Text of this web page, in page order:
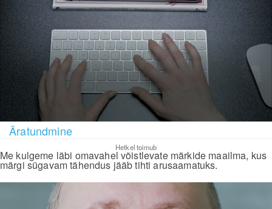
Äratundmine
Hetkel toimub
Me kulgeme läbi omavahel võistlevate märkide maailma, kus
märgi sügavam tähendus jääb tihti arusaamatuks.